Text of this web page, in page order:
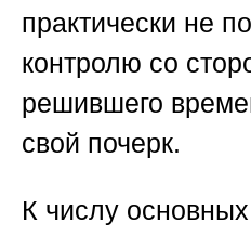
практически не
контролю со
решившего
свой почерк.
К числу